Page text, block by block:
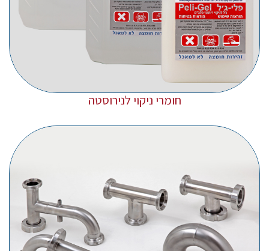
חומרי ניקוי לנירוסטה